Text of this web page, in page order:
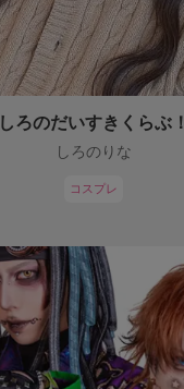
しろのだいすきくらぶ！
しろのりな
コスプレ